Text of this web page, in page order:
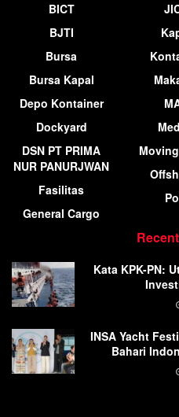
BICT
BJTI
Bursa
Bursa Kapal
Depo Kontainer
Dockyard
DSN PT PRIMA
NUR PANURJWAN
Fasilitas
General Cargo
Kata KPK-PN:
INSA Yacht
Bahari